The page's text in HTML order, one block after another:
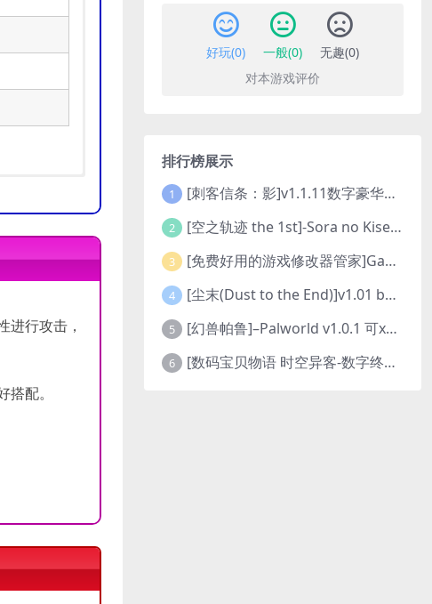
进行攻击，
配。
好玩(0) 一般(0) 无趣(0)
对本游戏评价
排行榜展示
1 [刺客信条：影]v1.1.11数字豪华版全DLC
2 [空之轨迹 the 1st]-Sora no Kiseki the 1st-更新至v1.06.4-全DLC
3 [免费好用的游戏修改器管家]Game Cheats Manager
4 [尘末(Dust to the End)]v1.01 build9321107
5 [幻兽帕鲁]–Palworld v1.0.1 可xbox联机
6 [数码宝贝物语 时空异客-数字终极版]- Digimon Story Time Stranger-Build.23514637